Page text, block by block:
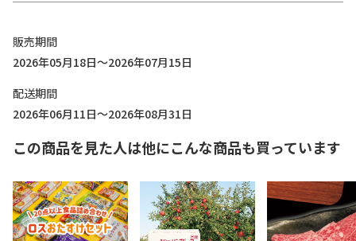
販売期間
2026年05月18日～2026年07月15日
配送期間
2026年06月11日～2026年08月31日
この商品を見た人は他にこんな商品も買っています